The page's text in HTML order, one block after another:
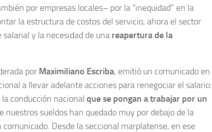
por empresas locales– por la “inequidad” en la
la estructura de costos del servicio, ahora el sector
y la necesidad de una reapertura de la
por Maximiliano Escriba, emitió un comunicado en
a llevar adelante acciones para renegociar el salario:
conducción nacional que se pongan a trabajar por un
nuestros sueldos han quedado muy por debajo de la
Desde la seccional marplatense, en ese